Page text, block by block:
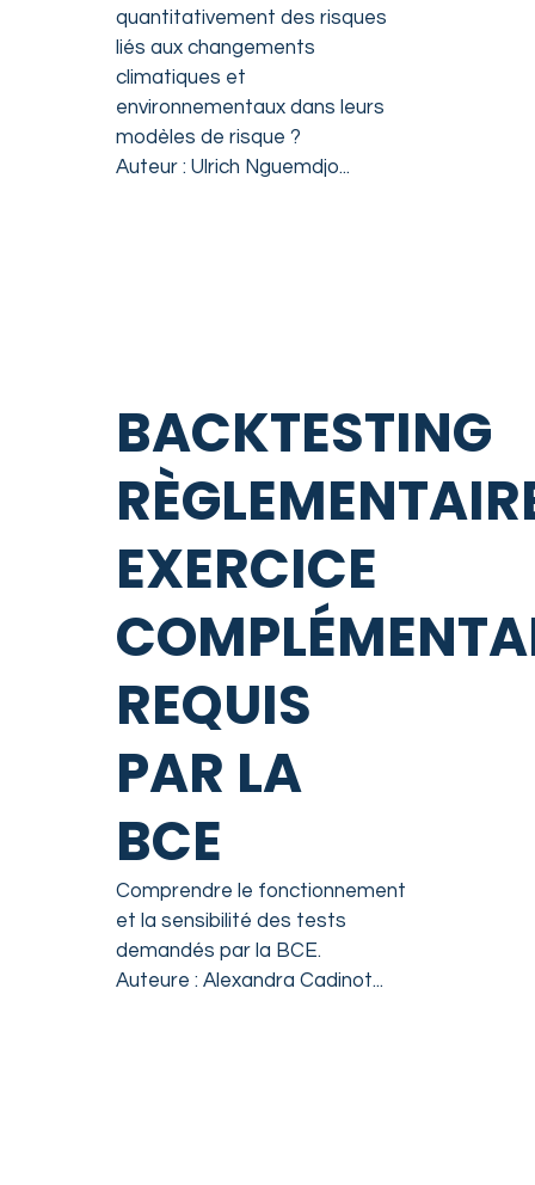
quantitativement des risques
liés aux changements
climatiques et
environnementaux dans leurs
modèles de risque ?
Auteur : Ulrich Nguemdjo...
BACKTESTING
EXERCICE
REQUIS
PAR LA
BCE
Comprendre le fonctionnement
et la sensibilité des tests
demandés par la BCE.
Auteure : Alexandra Cadinot...